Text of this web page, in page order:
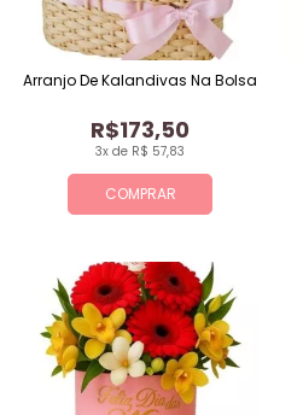
COMPRAR
3x de R$ 57,83
R$173,50
Arranjo De Kalandivas Na Bolsa